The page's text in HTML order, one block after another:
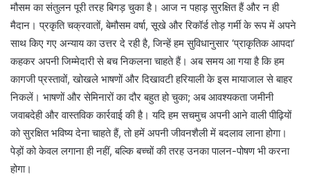
मौसम का संतुलन पूरी तरह बिगड़ चुका है। आज न पहाड़ सुरक्षित हैं और न ही
मैदान। प्रकृति चक्रवातों, बेमौसम वर्षा, सूखे और रिकॉर्ड तोड़ गर्मी के रूप में अपने
साथ किए गए अन्याय का उत्तर दे रही है, जिन्हें हम सुविधानुसार ‘प्राकृतिक आपदा’
कहकर अपनी जिम्मेदारी से बच निकलना चाहते हैं। अब समय आ गया है कि हम
कागजी प्रस्तावों, खोखले भाषणों और दिखावटी हरियाली के इस मायाजाल से बाहर
निकलें। भाषणों और सेमिनारों का दौर बहुत हो चुका; अब आवश्यकता जमीनी
जवाबदेही और वास्तविक कार्रवाई की है। यदि हम सचमुच अपनी आने वाली पीढ़ियों
को सुरक्षित भविष्य देना चाहते हैं, तो हमें अपनी जीवनशैली में बदलाव लाना होगा।
पेड़ों को केवल लगाना ही नहीं, बल्कि बच्चों की तरह उनका पालन-पोषण भी करना
होगा।